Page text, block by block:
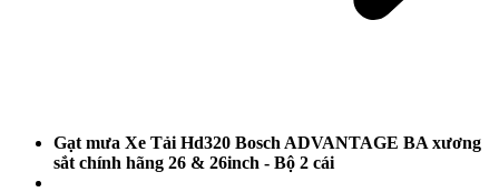
Gạt mưa Xe Tải Hd320 Bosch ADVANTAGE BA xương
sắt chính hãng 26 & 26inch - Bộ 2 cái